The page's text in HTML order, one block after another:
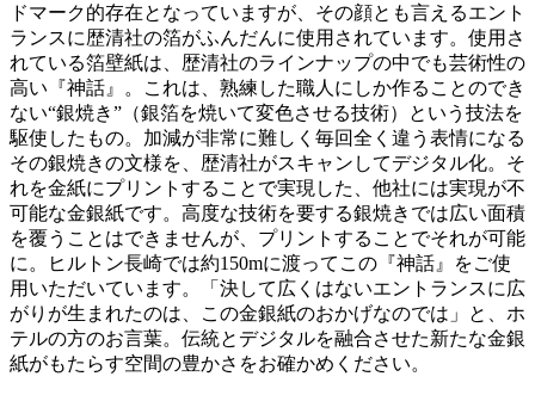
ドマーク的存在となっていますが、その顔とも言えるエント
ランスに歴清社の箔がふんだんに使用されています。使用さ
れている箔壁紙は、歴清社のラインナップの中でも芸術性の
高い『神話』。これは、熟練した職人にしか作ることのでき
ない“銀焼き”（銀箔を焼いて変色させる技術）という技法を
駆使したもの。加減が非常に難しく毎回全く違う表情になる
その銀焼きの文様を、歴清社がスキャンしてデジタル化。そ
れを金紙にプリントすることで実現した、他社には実現が不
可能な金銀紙です。高度な技術を要する銀焼きでは広い面積
を覆うことはできませんが、プリントすることでそれが可能
に。ヒルトン長崎では約150mに渡ってこの『神話』をご使
用いただいています。「決して広くはないエントランスに広
がりが生まれたのは、この金銀紙のおかげなのでは」と、ホ
テルの方のお言葉。伝統とデジタルを融合させた新たな金銀
紙がもたらす空間の豊かさをお確かめください。